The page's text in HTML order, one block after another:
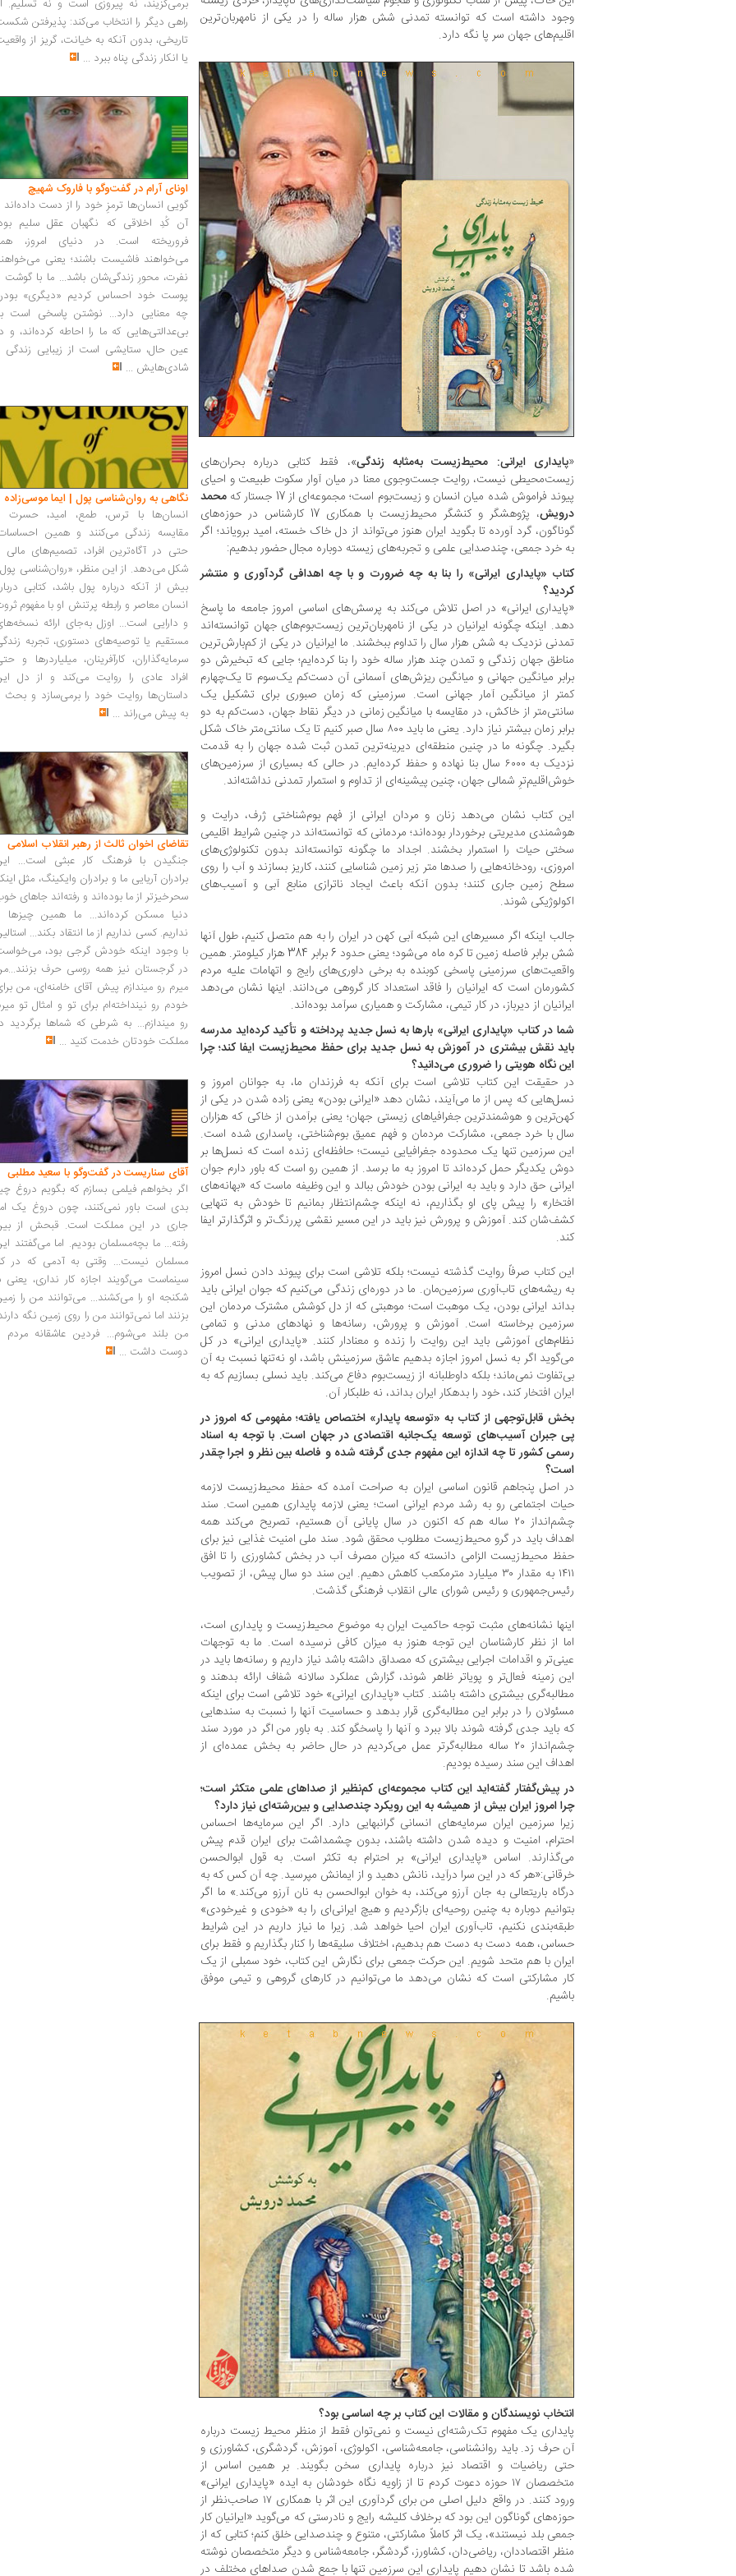
وجود داشته است که توانسته تمدنی شش ‌هزار ساله را در یکی از نامهربان‌ترین
اقلیم‌های جهان سر پا نگه دارد.
«پایداری ایرانی: محیط‌‌زیست به‌مثابه زندگی»، فقط کتابی درباره بحران‌‌‌های
زیست‌محیطی نیست، روایت جست‌وجوی معنا در میان آوار سکوت طبیعت و احیای
پیوند فراموش ‌شده میان انسان و زیست‌بوم است؛ مجموعه‌ای از 17 جستار که
محمد
درویش
، پژوهشگر و کنشگر محیط‌‌زیست با همکاری 17 کارشناس در حوزه‌های
گوناگون، گرد آورده تا بگوید ایران هنوز می‌تواند از دل خاک خسته، امید برویاند؛ اگر
به خرد جمعی، چندصدایی علمی و تجربه‌های زیسته دوباره مجال حضور بدهیم:
کتاب «پایداری ایرانی» را بنا به چه ضرورت و با چه اهدافی گردآوری و منتشر
کردید؟
«پایداری ایرانی» در اصل تلاش می‌کند به پرسش‌های اساسی امروز جامعه ما پاسخ
دهد. اینکه چگونه ایرانیان در یکی از نامهربان‌ترین زیست‌بوم‌های جهان توانسته‌اند
تمدنی نزدیک به شش‌ هزار سال را تداوم ببخشند. ما ایرانیان در یکی از کم‌بارش‌ترین
مناطق جهان زندگی و تمدن چند هزار ساله خود را بنا کرده‌ایم؛ جایی که تبخیرش دو
برابر میانگین جهانی و میانگین ریزش‌های آسمانی آن دست‌کم یک‌سوم تا یک‌چهارم
کمتر از میانگین آمار جهانی است. سرزمینی که زمان صبوری برای تشکیل یک
سانتی‌متر از خاکش، در مقایسه با میانگین زمانی در دیگر نقاط جهان، دست‌کم به دو
برابر زمان بیشتر نیاز دارد. یعنی ما باید ۸۰۰ سال صبر کنیم تا یک سانتی‌متر خاک شکل
بگیرد. چگونه ما در چنین منطقه‌ای دیرینه‌ترین تمدن ثبت شده جهان را به قدمت
نزدیک به ۶۰۰۰ سال بنا نهاده و حفظ کرده‌ایم. در حالی ‌که بسیاری از سرزمین‌های
خوش‌اقلیم‌ترِ شمالی جهان، چنین پیشینه‌ای از تداوم و استمرار تمدنی نداشته‌اند.
این کتاب نشان می‌دهد زنان و مردان ایرانی از فهم بوم‌شناختی ژرف، درایت و
هوشمندی مدیریتی برخوردار بوده‌اند؛ مردمانی که توانسته‌اند در چنین شرایط اقلیمی
سختی حیات را استمرار بخشند. اجداد ما چگونه توانسته‌اند بدون تکنولوژی‌های
امروزی، رودخانه‌هایی را صدها متر زیر زمین شناسایی کنند، کاریز بسازند و آب را روی
سطح زمین جاری کنند؛ بدون آنکه باعث ایجاد ناترازی منابع آبی و آسیب‌های
اکولوژیکی شوند.
جالب اینکه اگر مسیرهای این شبکه آبی کهن در ایران را به هم متصل کنیم، طول آنها
شش برابر فاصله زمین تا کره ماه می‌شود؛ یعنی حدود 6 برابر 384 هزار کیلومتر. همین
واقعیت‌های سرزمینی پاسخی کوبنده به برخی داوری‌های رایج و اتهامات علیه مردم
کشورمان است که ایرانیان را فاقد استعداد کار گروهی می‌دانند. اینها نشان می‌دهد
ایرانیان از دیرباز، در کار تیمی، مشارکت و همیاری سرآمد بوده‌اند.
شما در کتاب «پایداری ایرانی» بارها به نسل جدید پرداخته‌ و تأکید کرده‌اید مدرسه
باید نقش بیشتری در آموزش به نسل جدید برای حفظ محیط‌زیست ایفا کند؛ چرا
این نگاه هویتی را ضروری می‌دانید؟
در حقیقت این کتاب تلاشی است برای آنکه به فرزندان ما، به جوانان امروز و
نسل‌هایی که پس از ما می‌آیند، نشان دهد «ایرانی بودن» یعنی زاده ‌شدن در یکی از
کهن‌ترین و هوشمندترین جغرافیاهای زیستی جهان؛ یعنی برآمدن از خاکی که هزاران
سال با خرد جمعی، مشارکت مردمان و فهم عمیق بوم‌شناختی، پاسداری شده است.
این سرزمین تنها یک محدوده جغرافیایی نیست؛ حافظه‌ای زنده است که نسل‌ها بر
دوش یکدیگر حمل کرده‌اند تا امروز به ما برسد. از همین رو است که باور دارم جوان
ایرانی حق دارد و باید به ایرانی بودن خودش ببالد و این وظیفه ماست که «بهانه‌های
افتخار» را پیش پای او بگذاریم، نه اینکه چشم‌انتظار بمانیم تا خودش به ‌تنهایی
کشف‌شان کند. آموزش و پرورش نیز باید در این مسیر نقشی پررنگ‌تر و اثرگذارتر ایفا
کند.
این کتاب صرفاً روایت گذشته نیست؛ بلکه تلاشی است برای پیوند دادن نسل امروز
به ریشه‌های تاب‌آوری سرزمین‌مان. ما در دوره‌ای زندگی می‌کنیم که جوان ایرانی باید
بداند ایرانی بودن، یک موهبت است؛ موهبتی که از دل کوشش مشترک مردمان این
سرزمین برخاسته است. آموزش و پرورش، رسانه‌ها و نهادهای مدنی و تمامی
نظام‌های آموزشی باید این روایت را زنده و معنادار کنند. «پایداری ایرانی» در کل
می‌گوید اگر به نسل امروز اجازه بدهیم عاشق سرزمینش باشد، او نه‌تنها نسبت به آن
بی‌تفاوت نمی‌ماند؛ بلکه داوطلبانه از زیست‌بوم دفاع می‌کند. باید نسلی بسازیم که به
ایران افتخار کند، خود را بدهکار ایران بداند، نه طلبکار آن.
بخش قابل‌توجهی از کتاب به «توسعه پایدار» اختصاص یافته؛ مفهومی که امروز در
پی جبران آسیب‌های توسعه یک‌جانبه اقتصادی در جهان است. با توجه به اسناد
رسمی کشور تا چه اندازه این مفهوم جدی گرفته شده و فاصله بین نظر و اجرا چقدر
است؟
در اصل پنجاهم قانون اساسی ایران به ‌صراحت آمده که حفظ محیط‌زیست لازمه
حیات اجتماعی رو به رشد مردم ایرانی است؛ یعنی لازمه پایداری همین است. سند
چشم‌انداز ۲۰ ساله هم که اکنون در سال پایانی آن هستیم، تصریح می‌کند همه
اهداف باید در گرو محیط‌زیست مطلوب محقق شود. سند ملی امنیت غذایی نیز برای
حفظ محیط‌زیست الزامی دانسته که میزان مصرف آب در بخش کشاورزی را تا افق
۱۴۱۱ به مقدار ۳۰ میلیارد مترمکعب کاهش دهیم. این سند دو سال پیش، از تصویب
رئیس‌جمهوری و رئیس شورای عالی انقلاب فرهنگی گذشت.
اینها نشانه‌های مثبت توجه حاکمیت ایران به موضوع محیط‌زیست و پایداری است،
اما از نظر کارشناسان این توجه هنوز به میزان کافی نرسیده است. ما به توجهات
عینی‌تر و اقدامات اجرایی بیشتری که مصداق داشته باشد نیاز داریم و رسانه‌ها باید در
این زمینه فعال‌تر و پویاتر ظاهر شوند، گزارش‌ عملکرد سالانه شفاف ارائه بدهند و
مطالبه‌گری بیشتری داشته باشند. کتاب «پایداری ایرانی» خود تلاشی است برای اینکه
مسئولان را در برابر این مطالبه‌گری قرار بدهد و حساسیت آنها را نسبت به سندهایی
که باید جدی گرفته شوند بالا ببرد و آنها را پاسخگو کند. به باور من اگر در مورد سند
چشم‌انداز ۲۰ ساله مطالبه‌گرتر عمل می‌کردیم در حال حاضر به بخش عمده‌ای از
اهداف این سند رسیده بودیم.
در پیش‌گفتار گفته‌اید این کتاب مجموعه‌ای کم‌نظیر از صداهای علمی متکثر است؛
چرا امروز ایران بیش از همیشه به این رویکرد چندصدایی و بین‌رشته‌ای نیاز دارد؟
زیرا سرزمین ایران سرمایه‌های انسانی گرانبهایی دارد. اگر این سرمایه‌ها احساس
احترام، امنیت و دیده ‌شدن داشته باشند، بدون چشمداشت برای ایران قدم پیش
می‌گذارند. اساس «پایداری ایرانی» بر احترام به تکثر است. به قول ابوالحسن
خرقانی:«هر که در این سرا درآید، نانش دهید و از ایمانش مپرسید. چه آن کس که به
درگاه باریتعالی به جان آرزو می‌کند، به خوان ابوالحسن به نان آرزو می‌کند.» ما اگر
بتوانیم دوباره به چنین روحیه‌ای بازگردیم و هیچ ایرانی‌ای را به «خودی و غیرخودی»
طبقه‌بندی نکنیم، تاب‌آوری ایران احیا خواهد شد. زیرا ما نیاز داریم در این شرایط
حساس، همه دست به دست هم بدهیم، اختلاف سلیقه‌ها را کنار بگذاریم و فقط برای
ایران با هم متحد شویم. این حرکت جمعی برای نگارش این کتاب، خود سمبلی از یک
کار مشارکتی است که نشان می‌دهد ما می‌توانیم در کارهای گروهی و تیمی موفق
باشیم.
انتخاب نویسندگان و مقالات این کتاب بر چه اساسی بود؟
پایداری یک مفهوم تک‌رشته‌ای نیست و نمی‌توان فقط از منظر محیط زیست درباره
آن حرف زد. باید روانشناسی، جامعه‌شناسی، اکولوژی، آموزش، گردشگری، کشاورزی و
حتی ریاضیات و اقتصاد نیز درباره پایداری سخن بگویند. بر همین اساس از
متخصصان ۱۷ حوزه دعوت کردم تا از زاویه نگاه خودشان به ایده «پایداری ایرانی»
ورود کنند. در واقع دلیل اصلی من برای گردآوری این اثر با همکاری ۱۷ صاحب‌نظر از
حوزه‌های گوناگون این بود که برخلاف کلیشه رایج و نادرستی که می‌گوید «ایرانیان کار
جمعی بلد نیستند»، یک اثر کاملاً مشارکتی، متنوع و چندصدایی خلق کنم؛ کتابی که از
منظر اقتصاددان، ریاضی‌دان، کشاورز، گردشگر، جامعه‌شناس و دیگر متخصصان نوشته
شده باشد تا نشان دهیم پایداری این سرزمین تنها با جمع شدن صداهای مختلف در
برمی‌گزیند، نه پیروزی است و نه تسلیم.
راهی دیگر را انتخاب می‌کند: پذیرفتن
تاریخی، بدون آنکه به خیانت، گریز از
یا انکار زندگی پناه ببرد ...
اونای آرام در گفت‌وگو با فاروک شهیچ‭
گویی انسان‌ها ترمزِ خود را از دست داده‌اند
آن کُدِ اخلاقی که نگهبان عقل سلیم
فروریخته است. در دنیای امروز،
می‌خواهند فاشیست باشند؛ یعنی
نفرت، محورِ زندگی‌شان باشد... ما با گوشت
پوست خود احساس کردیم «دیگری»
چه معنایی دارد... نوشتن پاسخی است
بی‌عدالتی‌هایی که ما را احاطه کرده‌اند، و
عین حال، ستایشی است از زیبایی زندگی
شادی‌هایش ...
نگاهی به روان‌شناسی پول | ایما موسی‌زاده
انسان‌ها با ترس، طمع، امید، حسرت
مقایسه زندگی می‌کنند و همین
حتی در آگاه‌ترین افراد، تصمیم‌های مالی
شکل می‌دهد. از این منظر، «روان‌شناسی
بیش از آنکه درباره پول باشد، کتابی
انسان معاصر و رابطه پرتنش او با مفهوم
و دارایی است... اوزل به‌جای ارائه
مستقیم یا توصیه‌های دستوری، تجربه
سرمایه‌گذاران، کارآفرینان، میلیاردرها و
افراد عادی را روایت می‌کند و از دل
داستان‌ها روایت خود را برمی‌سازد و بحث
به پیش می‌راند ...
تقاضای اخوان ثالث از رهبر انقلاب اسلامی
جنگیدن با فرهنگ کار عبثی است...
برادران آریایی ما و برادران وایکینگ، مثل
سحرخیزتر از ما بوده‌اند و رفته‌اند جاهای
دنیا مسکن کرده‌اند... ما همین چیزها
نداریم. کسی نداریم از ما انتقاد بکند...
با وجود اینکه خودش گرجی بود،
در گرجستان نیز همه روسی حرف
میرم رو میندازم پیش آقای خامنه‌ای، من
خودم رو نینداخته‌ام برای تو و امثال تو
رو میندازم... به شرطی که شماها برگردید
مملکت خودتان خدمت کنید ...
آقای سناریست در گفت‌وگو با سعید مطلبی
اگر بخواهم فیلمی بسازم که بگویم دروغ
بدی است باور نمی‌کنند، چون دروغ یک
جاری در این مملکت است. قبحش از
رفته... ما بچه‌مسلمان بودیم. اما می‌گفتند
مسلمان نیست... وقتی به آدمی که در
سینماست می‌گویند اجازه کار نداری، یعنی
شکنجه او را می‌کشند... می‌توانند من را
بزنند اما نمی‌توانند من را روی زمین نگه
من بلند می‌شوم... فردین عاشقانه مردم
دوست داشت ...